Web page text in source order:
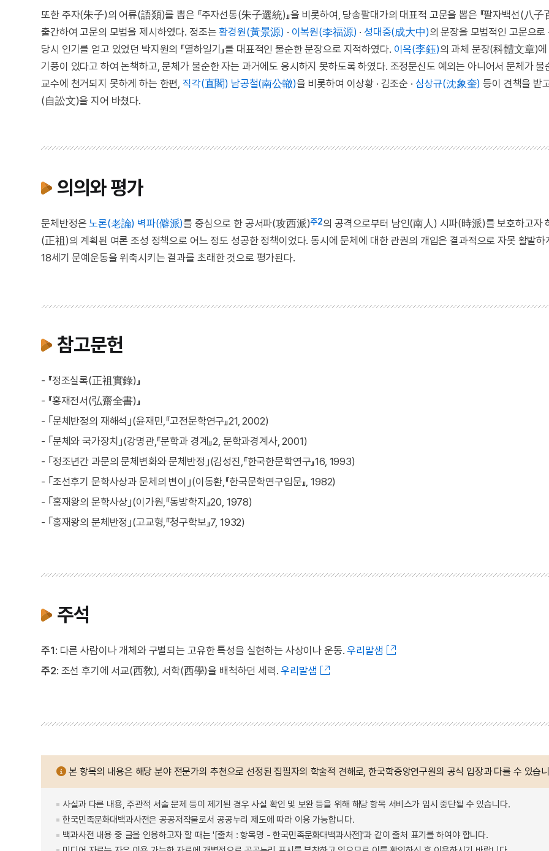
또한 주자(朱子)의 어류(語類)를 뽑은 『주자선통(朱子選統)』을 비롯하여, 당송팔대가의 대표적 고문을 뽑은 『팔자백선(八子
출간하여 고문의 모범을 제시하였다. 정조는황경원(黃景源) · 이복원(李福源) · 성대중(成大中)의 문장을 모범적인 고문으로
당시 인기를 얻고 있었던 박지원의 『열하일기』를 대표적인 불순한 문장으로 지적하였다. 이옥(李鈺)의 과체 문장(科體文章)에
기풍이 있다고 하여 논책하고, 문체가 불순한 자는 과거에도 응시하지 못하도록 하였다. 조정문신도 예외는 아니어서 문체가 불
교수에 천거되지 못하게 하는 한편, 직각(直閣) 남공철(南公轍)을 비롯하여 이상황 · 김조순 · 심상규(沈象奎) 등이 견책을 받
(自訟文)을 지어 바쳤다.
의의와 평가
문체반정은노론(老論) 벽파(僻派)를 중심으로 한 공서파(攻西派)주2의 공격으로부터 남인(南人) 시파(時派)를 보호하고자
(正祖)의 계획된 여론 조성 정책으로 어느 정도 성공한 정책이었다. 동시에 문체에 대한 관권의 개입은 결과적으로 자못 활발하
18세기 문예운동을 위축시키는 결과를 초래한 것으로 평가된다.
참고문헌
- 『정조실록(正祖實錄)』
- 『홍재전서(弘齋全書)』
- ｢문체반정의 재해석｣(윤재민,『고전문학연구』21, 2002)
- ｢문체와 국가장치｣(강명관,『문학과 경계』2, 문학과경계사, 2001)
- ｢정조년간 과문의 문체변화와 문체반정｣(김성진,『한국한문학연구』16, 1993)
- ｢조선후기 문학사상과 문체의 변이｣(이동환,『한국문학연구입문』, 1982)
- ｢홍재왕의 문학사상｣(이가원,『동방학지』20, 1978)
- ｢홍재왕의 문체반정｣(고교형,『청구학보』7, 1932)
주석
주1: 다른 사람이나 개체와 구별되는 고유한 특성을 실현하는 사상이나 운동.우리말샘
주2: 조선 후기에 서교(西敎), 서학(西學)을 배척하던 세력.우리말샘
본 항목의 내용은 해당 분야 전문가의 추천으로 선정된 집필자의 학술적 견해로, 한국학중앙연구원의 공식 입장과 다를 수 있습
사실과 다른 내용, 주관적 서술 문제 등이 제기된 경우 사실 확인 및 보완 등을 위해 해당 항목 서비스가 임시 중단될 수 있습니다.
한국민족문화대백과사전은 공공저작물로서 공공누리 제도에 따라 이용 가능합니다.
백과사전 내용 중 글을 인용하고자 할 때는 '[출처 : 항목명 - 한국민족문화대백과사전]'과 같이 출처 표기를 하여야 합니다.